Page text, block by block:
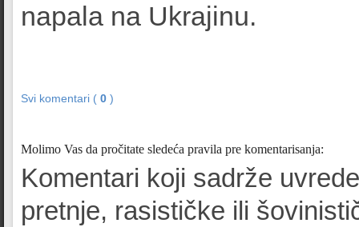
napala na Ukrajinu.
Svi komentari ( 0 )
Molimo Vas da pročitate sledeća pravila pre komentarisanja:
Komentari koji sadrže
pretnje, rasističke ili